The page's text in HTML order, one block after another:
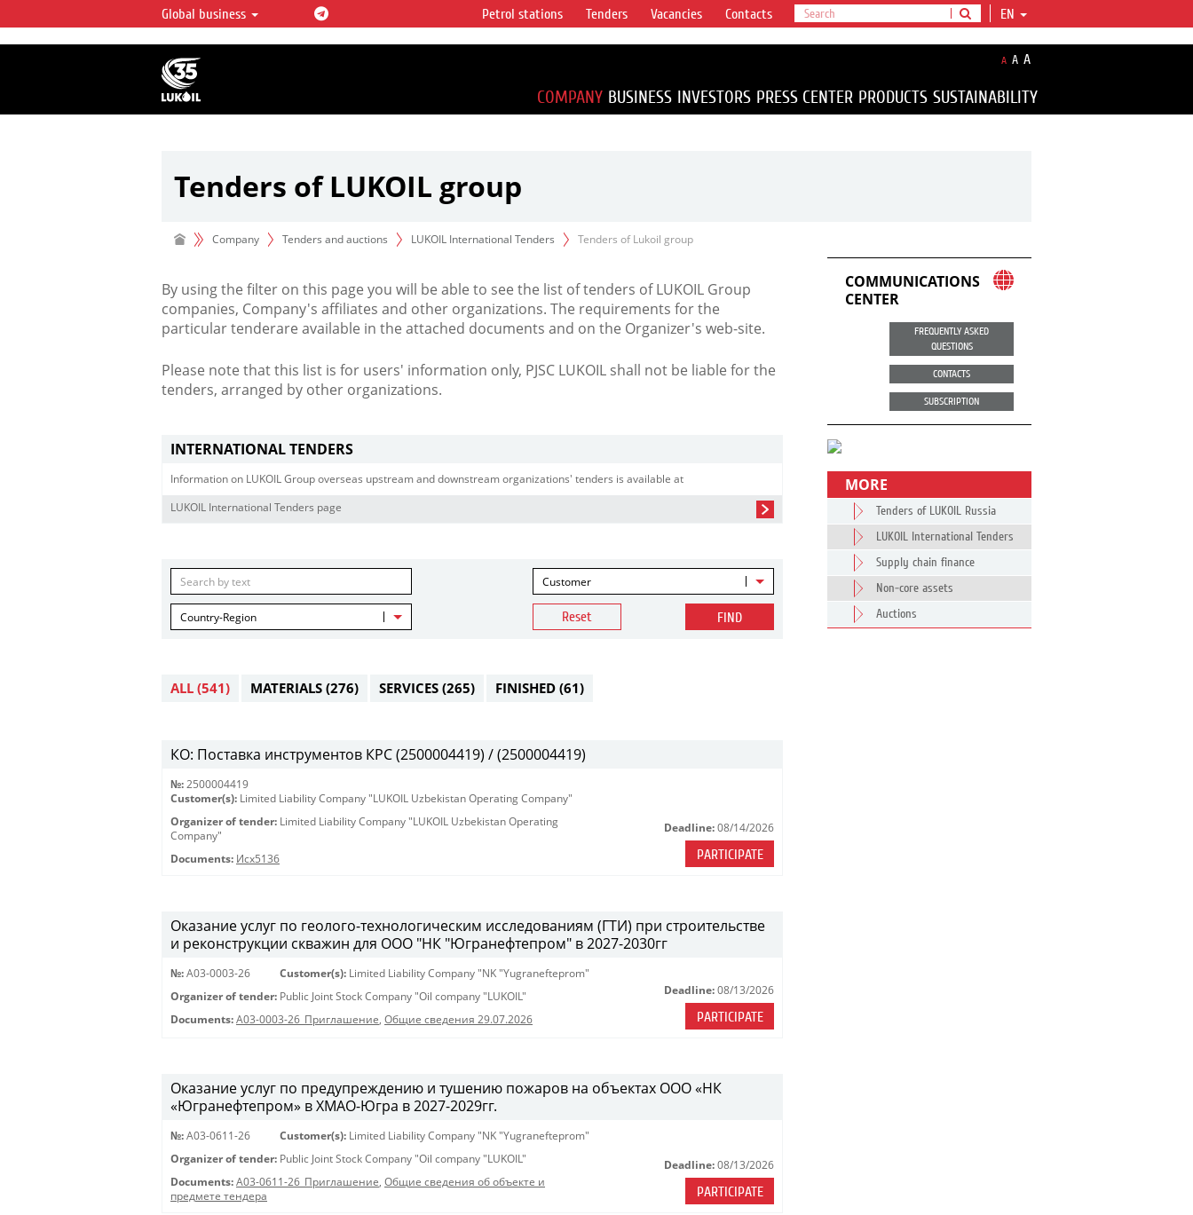
LUKOIL OVERVIEW
LUKOIL is one of the largest oil & gas vertical
integrated companies in the world accounting for
over 2% of crude production and circa 1% of proved
hydrocarbon reserves globally.
Global business EN
Petrol stations Tenders Vacancies Contacts
A A A
COMPANY BUSINESS INVESTORS PRESS CENTER PRODUCTS SUSTAINABILITY
Tenders of LUKOIL group
Company Tenders and auctions LUKOIL International Tenders Tenders of Lukoil group
By using the filter on this page you will be able to see the list of tenders of LUKOIL Group
companies, Company's affiliates and other organizations. The requirements for the
particular tenderare available in the attached documents and on the Organizer's web-site.
Please note that this list is for users' information only, PJSC LUKOIL shall not be liable for the
tenders, arranged by other organizations.
INTERNATIONAL TENDERS
Information on LUKOIL Group overseas upstream and downstream organizations' tenders is available at
LUKOIL International Tenders page
Customer
Country-Region Reset FIND
ALL (541) MATERIALS (276) SERVICES (265) FINISHED (61)
КО: Поставка инструментов КРС (2500004419) / (2500004419)
№: 2500004419
Customer(s): Limited Liability Company "LUKOIL Uzbekistan Operating Company"
Organizer of tender: Limited Liability Company "LUKOIL Uzbekistan Operating
Company"
Documents: Исх5136
Deadline: 08/14/2026
PARTICIPATE
Оказание услуг по геолого-технологическим исследованиям (ГТИ) при строительстве
и реконструкции скважин для ООО "НК "Югранефтепром" в 2027-2030гг
№: A03-0003-26 Customer(s): Limited Liability Company "NK "Yugranefteprom"
Organizer of tender: Public Joint Stock Company "Oil company "LUKOIL"
Documents: A03-0003-26_Приглашение, Общие сведения 29.07.2026
Deadline: 08/13/2026
PARTICIPATE
Оказание услуг по предупреждению и тушению пожаров на объектах ООО «НК
«Югранефтепром» в ХМАО-Югра в 2027-2029гг.
№: A03-0611-26 Customer(s): Limited Liability Company "NK "Yugranefteprom"
Organizer of tender: Public Joint Stock Company "Oil company "LUKOIL"
Documents: A03-0611-26_Приглашение, Общие сведения об объекте и
предмете тендера
Deadline: 08/13/2026
PARTICIPATE
COMMUNICATIONS
CENTER
FREQUENTLY ASKED
QUESTIONS
CONTACTS
SUBSCRIPTION
MORE
Tenders of LUKOIL Russia
LUKOIL International Tenders
Supply chain finance
Non-core assets
Auctions